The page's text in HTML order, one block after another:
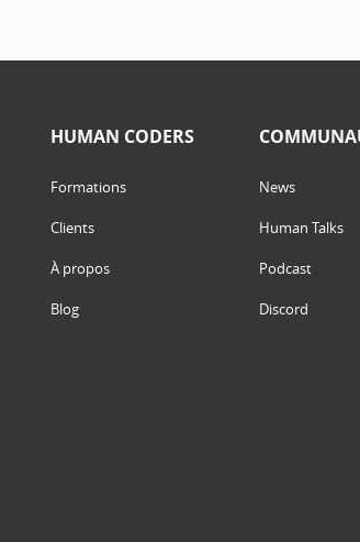
HUMAN CODERS
Formations
Clients
À propos
Blog
News
Human Talks
Podcast
Discord